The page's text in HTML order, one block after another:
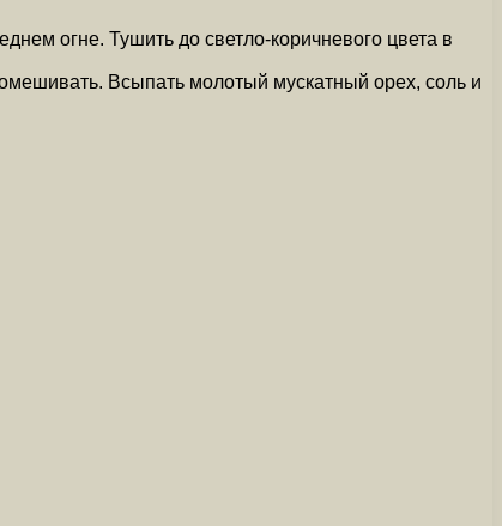
огне. Тушить до светло-коричневого цвета в
Всыпать молотый мускатный орех, соль и